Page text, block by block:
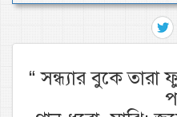
“সন্ধ্যার বুকে তারা